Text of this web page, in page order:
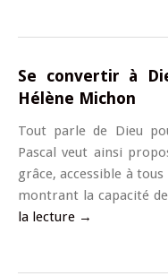
Se convertir à
Hélène Michon
Tout parle de Dieu
Pascal veut ainsi
grâce, accessible à
montrant la capacité
la lecture →